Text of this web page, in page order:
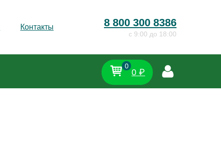
Контакты 8 800 300 8386
c 9:00 до 18:00
0
0 ₽